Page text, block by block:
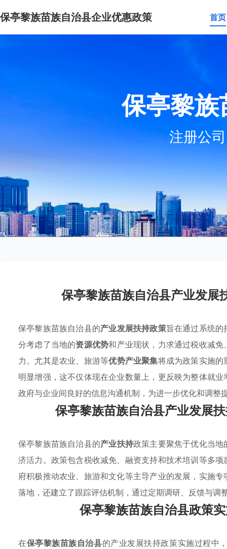
保亭黎族苗族自治县企业优惠政策 首页
保亭黎
注册公
保亭黎族苗族自治县产业发展
保亭黎族苗族自治县的产业发展扶持政策旨在通过系统的
分考虑了当地的资源优势和产业现状，力求通过税收减
力。尤其是农业、旅游等优势产业聚集将成为政策实施
明显增强，这不仅体现在企业数量上，更反映为整体就
政府与企业间良好的信息沟通机制，为进一步优化和调整
保亭黎族苗族自治县产业发展
保亭黎族苗族自治县的产业扶持政策主要聚焦于优化当地
济活力。政策包含税收减免、融资支持和技术培训等多
府积极推动农业、旅游和文化等主导产业的发展，实施
落地，还建立了跟踪评估机制，通过定期调研、反馈与
保亭黎族苗族自治县政策
在保亭黎族苗族自治县的产业发展扶持政策实施过程中